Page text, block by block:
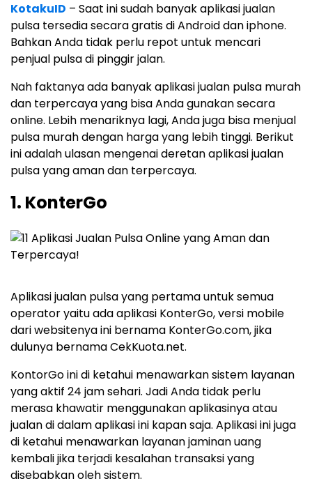
KotakuID – Saat ini sudah banyak aplikasi jualan
pulsa tersedia secara gratis di Android dan iphone.
Bahkan Anda tidak perlu repot untuk mencari
penjual pulsa di pinggir jalan.
Nah faktanya ada banyak aplikasi jualan pulsa murah
dan terpercaya yang bisa Anda gunakan secara
online. Lebih menariknya lagi, Anda juga bisa menjual
pulsa murah dengan harga yang lebih tinggi. Berikut
ini adalah ulasan mengenai deretan aplikasi jualan
pulsa yang aman dan terpercaya.
1. KonterGo
Aplikasi jualan pulsa yang pertama untuk semua
operator yaitu ada aplikasi KonterGo, versi mobile
dari websitenya ini bernama KonterGo.com, jika
dulunya bernama CekKuota.net.
KontorGo ini di ketahui menawarkan sistem layanan
yang aktif 24 jam sehari. Jadi Anda tidak perlu
merasa khawatir menggunakan aplikasinya atau
jualan di dalam aplikasi ini kapan saja. Aplikasi ini juga
di ketahui menawarkan layanan jaminan uang
kembali jika terjadi kesalahan transaksi yang
disebabkan oleh sistem.